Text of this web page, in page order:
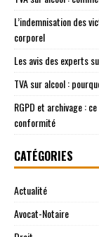
L’indemnisation des
corporel
Les avis des experts
TVA sur alcool :
RGPD et archivage :
conformité
CATÉGORIES
Actualité
Avocat-Notaire